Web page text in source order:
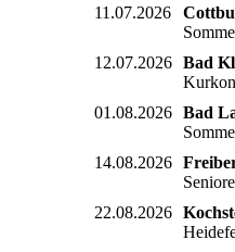
11.07.2026
12.07.2026 Bad
01.08.2026 Bad
14.08.2026
22.08.2026